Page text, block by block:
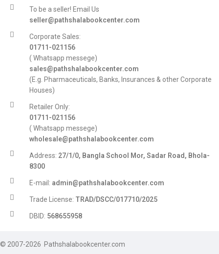
To be a seller! Email Us
seller@pathshalabookcenter.com
Corporate Sales:
01711-021156
( Whatsapp messege)
sales@pathshalabookcenter.com
(E.g. Pharmaceuticals, Banks, Insurances & other Corporate
Houses)
Retailer Only:
01711-021156
( Whatsapp messege)
wholesale@pathshalabookcenter.com
Address: 27/1/0, Bangla School Mor, Sadar Road, Bhola-
8300
E-mail: admin@pathshalabookcenter.com
Trade License: TRAD/DSCC/017710/2025
DBID: 568655958
© 2007-2026 Pathshalabookcenter.com